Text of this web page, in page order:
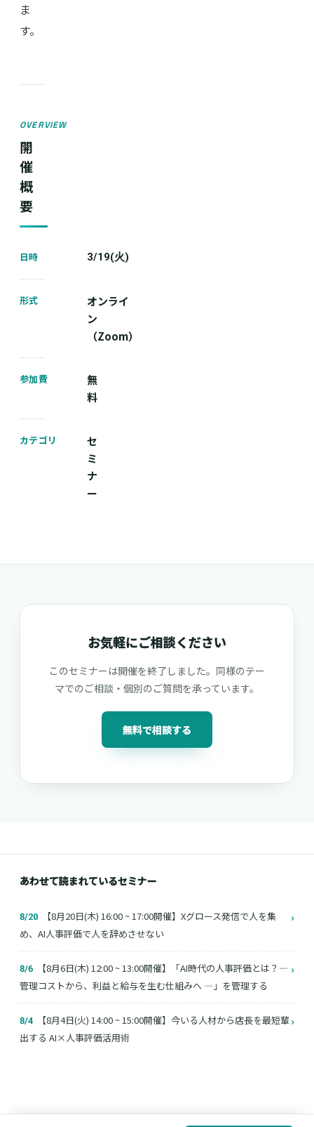
ま
す。
OVERVIEW
開
催
概
要
日時 3/19(火)
形式
オンライ
ン
（Zoom）
参加費
無
料
カテゴリ
セ
ミ
ナ
ー
お気軽にご相談ください
このセミナーは開催を終了しました。同様のテー
マでのご相談・個別のご質問を承っています。
無料で相談する
あわせて読まれているセミナー
8/20
【8月20日(木) 16:00 ~ 17:00開催】Xグロース発信で人を集
め、AI人事評価で人を辞めさせない
›
8/6
【8月6日(木) 12:00 ~ 13:00開催】「AI時代の人事評価とは？―
管理コストから、利益と給与を生む仕組みへ ―」を管理する
›
8/4
【8月4日(火) 14:00 ~ 15:00開催】今いる人材から店長を最短輩
出する AI×人事評価活用術
›